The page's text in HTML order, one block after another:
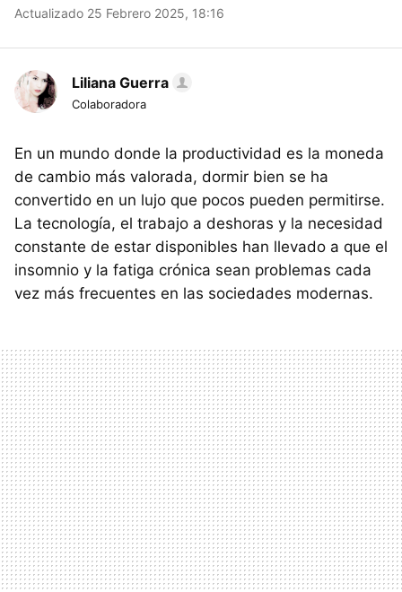
Actualizado 25 Febrero 2025, 18:16
Liliana Guerra
Colaboradora
En un mundo donde la productividad es la moneda
de cambio más valorada, dormir bien se ha
convertido en un lujo que pocos pueden permitirse.
La tecnología, el trabajo a deshoras y la necesidad
constante de estar disponibles han llevado a que el
insomnio y la fatiga crónica sean problemas cada
vez más frecuentes en las sociedades modernas.